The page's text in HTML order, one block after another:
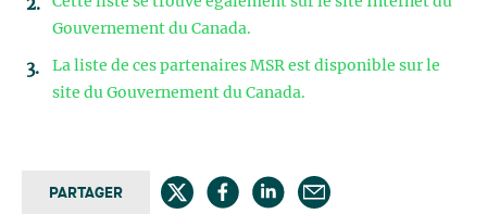
Gouvernement du Canada.
La liste de ces partenaires MSR est disponible sur le
site du Gouvernement du Canada.
PARTAGER